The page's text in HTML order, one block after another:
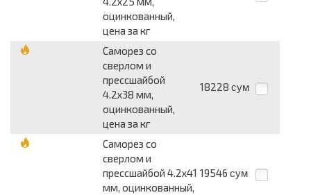
оцинкованный,
цена за кг
Саморез со
сверлом и
прессшайбой
4.2х38 мм,
оцинкованный,
цена за кг
18228 сум
Саморез со
сверлом и
прессшайбой 4.2х41
мм, оцинкованный,
19546 сум